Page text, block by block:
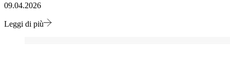
09.04.2026
Leggi di più